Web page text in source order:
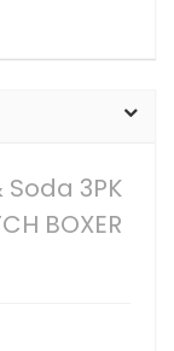
3PK
BOXER